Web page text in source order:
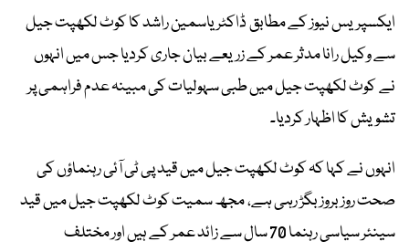
ایکسپریس نیوز کے مطابق ڈاکٹر یاسمین راشد کا کوٹ لکھپت جیل
سے وکیل رانا مدثر عمر کے زریعے بیان جاری کردیا جس میں انہوں
نے کوٹ لکھپت جیل میں طبی سہولیات کی مبینہ عدم فراہمی پر
تشویش کا اظہار کردیا۔
انہوں نے کہا کہ کوٹ لکھپت جیل میں قید پی ٹی آئی رہنماؤں کی
صحت روز بروز بگڑ رہی ہے، مجھ سمیت کوٹ لکھپت جیل میں قید
سینئر سیاسی رہنما 70 سال سے زائد عمر کے ہیں اور مختلف